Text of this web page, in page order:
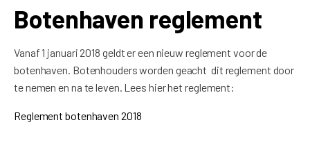
Botenhaven reglement
Vanaf 1 januari 2018 geldt er een nieuw reglement voor de
botenhaven. Botenhouders worden geacht dit reglement door
te nemen en na te leven. Lees hier het reglement:
Reglement botenhaven 2018